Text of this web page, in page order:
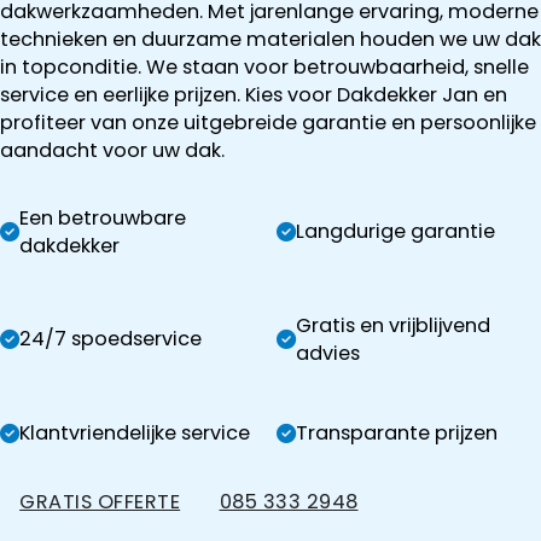
dakwerkzaamheden. Met jarenlange ervaring, moderne
technieken en duurzame materialen houden we uw dak
in topconditie. We staan voor betrouwbaarheid, snelle
service en eerlijke prijzen. Kies voor Dakdekker Jan en
profiteer van onze uitgebreide garantie en persoonlijke
aandacht voor uw dak.
Een betrouwbare
dakdekker
Langdurige garantie
24/7 spoedservice
Gratis en vrijblijvend
advies
Klantvriendelijke service Transparante prijzen
GRATIS OFFERTE 085 333 2948